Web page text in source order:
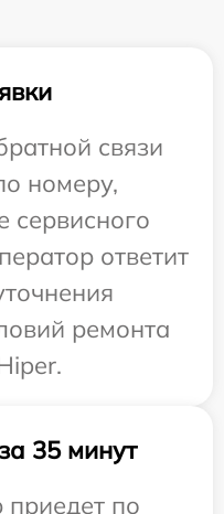
связи
номеру,
сервисного
ответит
ремонта
35 минут
по